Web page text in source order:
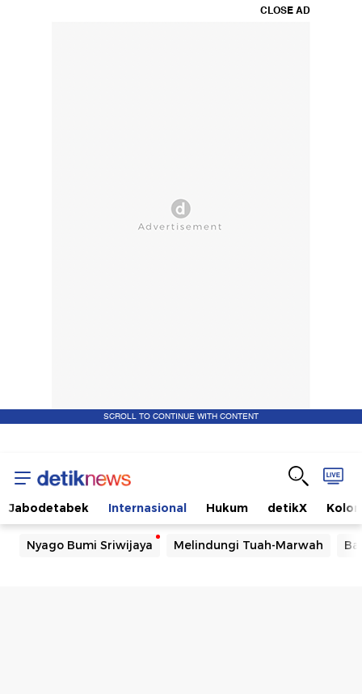
CLOSE AD
SCROLL TO CONTINUE WITH CONTENT
Jabodetabek Internasional Hukum detikX
Nyago Bumi Sriwijaya Melindungi Tuah-Marwah